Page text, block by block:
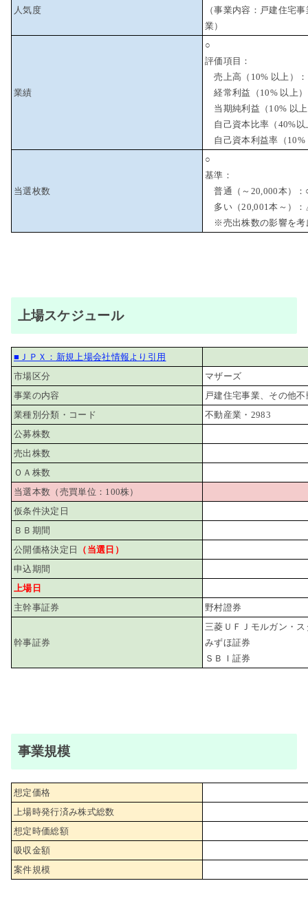
人気度
（事業内容：戸建住宅
業）
業績
○
評価項目：
売上高（10% 以上）
経常利益（10% 以上
当期純利益（10% 以
自己資本比率（40%
自己資本利益率（10%
当選枚数
○
基準：
普通（～20,000本）
多い（20,001本～）
※売出株数の影響を考
上場スケジュール
■ＪＰＸ：新規上場会社情報より引用
市場区分
マザーズ
事業の内容
戸建住宅事業、その他
業種別分類・コード
不動産業・2983
公募株数
売出株数
ＯＡ株数
当選本数（売買単位：100株）
仮条件決定日
ＢＢ期間
公開価格決定日
（当選日）
申込期間
上場日
主幹事証券
野村證券
幹事証券
三菱ＵＦＪモルガン・
みずほ証券
ＳＢＩ証券
事業規模
想定価格
上場時発行済み株式総数
想定時価総額
吸収金額
案件規模